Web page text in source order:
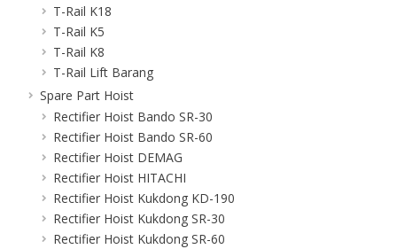
T-Rail K18
T-Rail K5
T-Rail K8
T-Rail Lift Barang
Spare Part Hoist
Rectifier Hoist Bando SR-30
Rectifier Hoist Bando SR-60
Rectifier Hoist DEMAG
Rectifier Hoist HITACHI
Rectifier Hoist Kukdong KD-190
Rectifier Hoist Kukdong SR-30
Rectifier Hoist Kukdong SR-60